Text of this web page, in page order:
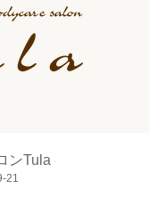
ンTula
21